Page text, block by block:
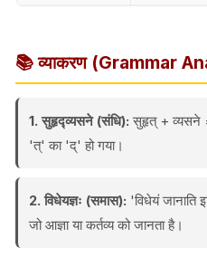
📚 व्याकरण (Grammar
1. सुहृद्व्यसने (संधि): सुहृत् + व्यसने
'त्' का 'द्' हो गया।
2. विधेयज्ञः (समास): 'विधेयं जानाति
जो आज्ञा या कर्तव्य को जानता है।